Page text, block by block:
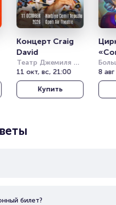
Концерт Craig
David
Театр Джемиля
Топузлу под
открытым небом
(Harbiye Cemil
Topuzlu Open Air
11 окт, вс, 21:00
Купить
8
билет?